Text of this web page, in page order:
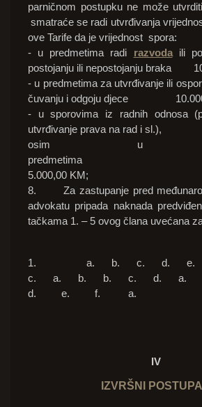
parničnom postupku ne može
smatraće se radi utvrđivanja
ove Tarife da je vrijednost spora:
- u predmetima radi razvodaili
postojanju ili nepostojanju braka
- u predmetima za utvrđivanje ili
čuvanju i odgoju djece
- u sporovima iz radnih odnosa
utvrđivanje prava na rad i sl.),
osim u
5.000,00 KM;
8. Za zastupanje pred
advokatu pripada naknada
tačkama 1. – 5 ovog člana uvećana
1. a. b. c. d. e.
c. a. b. b. c. d.
d. e. f. a.
IV
IZVRŠNI